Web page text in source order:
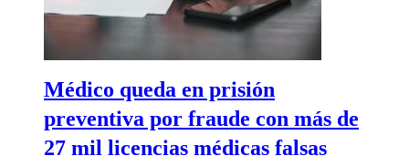
Médico queda en prisión
preventiva por fraude con más de
27 mil licencias médicas falsas